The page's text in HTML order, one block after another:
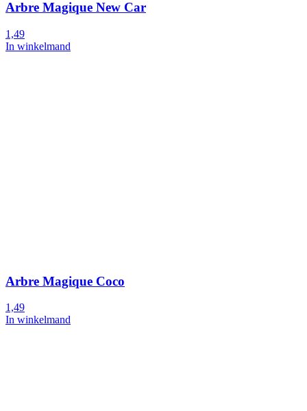
Arbre Magique New Car
1,49
In winkelmand
Arbre Magique Coco
1,49
In winkelmand